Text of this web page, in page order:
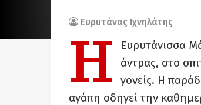
Ευρυτάνας Ιχνηλάτης
Η
Ευρυτάνισσα
άντρας, στο
γονείς. Η
αγάπη οδηγεί την